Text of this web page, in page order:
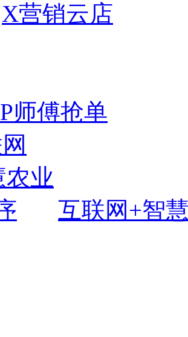
X营销云店
P师傅抢单
互联网+智